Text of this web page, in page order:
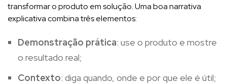
transformar o produto em solução. Uma boa narrativa
explicativa combina três elementos:
Demonstração prática: use o produto e mostre
o resultado real;
Contexto: diga quando, onde e por que ele é útil;